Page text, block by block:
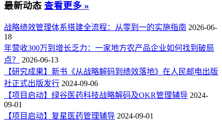
最新动态 查看更多 »
战略绩效管理体系搭建全流程：从零到一的实施指南 2026-06-
18
年营收300万到增长乏力：一家地方农产品企业如何找到破局
点？
2026-06-13
【研究成果】新书《从战略解码到绩效落地》在人民邮电出版
社正式出版发行 2024-09-06
【项目启动】绿谷医药科技战略解码及OKR管理辅导 2024-
09-01
【项目启动】复星医药管理辅导 2024-09-01